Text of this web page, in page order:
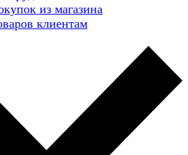
из магазина
клиентам